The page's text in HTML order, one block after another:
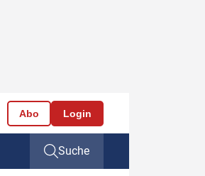
Abo Login
Suche